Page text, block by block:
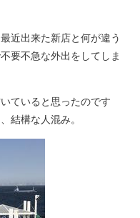
近出来た新店と何が違う
要不急な外出をしてしま
ていると思ったのです
結構な人混み。